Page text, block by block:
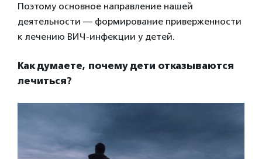
Поэтому основное направление нашей
деятельности — формирование приверженности
к лечению ВИЧ-инфекции у детей.
Как думаете, почему дети отказываются
лечиться?